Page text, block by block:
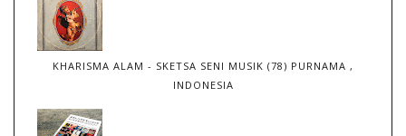
KHARISMA ALAM - SKETSA SENI MUSIK (78) PURNAMA ,
INDONESIA